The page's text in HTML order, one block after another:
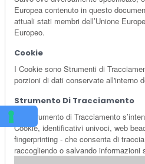
Europea contenuto in questo
attuali stati membri dell’Unione
Europeo.
Cookie
I Cookie sono Strumenti di
porzioni di dati conservate all'interno
Strumento Di Tracciamento
Per Strumento di Tracciamento
Cookie, identificativi univoci, web
fingerprinting - che consenta di
raccogliendo o salvando informazioni